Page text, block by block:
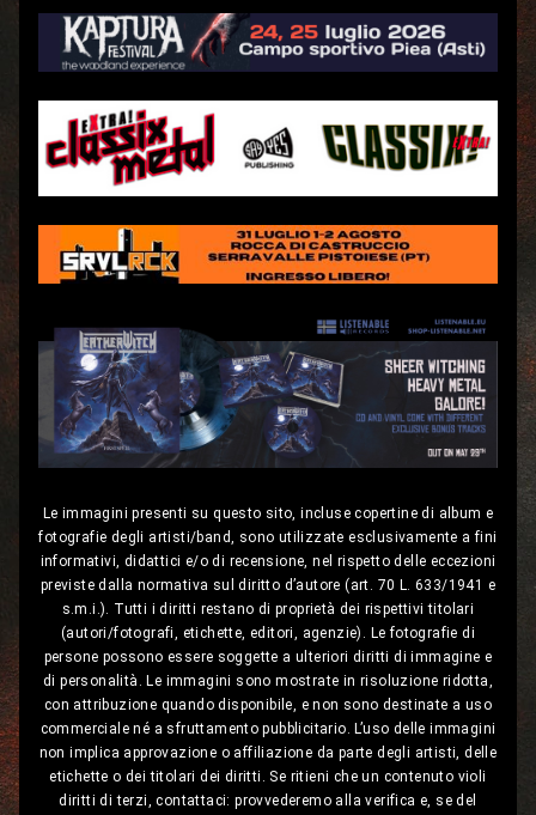
Le immagini presenti su questo sito, incluse copertine di album e
fotografie degli artisti/band, sono utilizzate esclusivamente a fini
informativi, didattici e/o di recensione, nel rispetto delle eccezioni
previste dalla normativa sul diritto d’autore (art. 70 L. 633/1941 e
s.m.i.). Tutti i diritti restano di proprietà dei rispettivi titolari
(autori/fotografi, etichette, editori, agenzie). Le fotografie di
persone possono essere soggette a ulteriori diritti di immagine e
di personalità. Le immagini sono mostrate in risoluzione ridotta,
con attribuzione quando disponibile, e non sono destinate a uso
commerciale né a sfruttamento pubblicitario. L’uso delle immagini
non implica approvazione o affiliazione da parte degli artisti, delle
etichette o dei titolari dei diritti. Se ritieni che un contenuto violi
diritti di terzi, contattaci: provvederemo alla verifica e, se del